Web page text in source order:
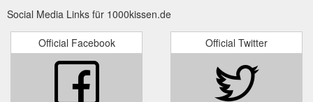
Social Media Links für 1000kissen.de
Official Facebook Official Twitter